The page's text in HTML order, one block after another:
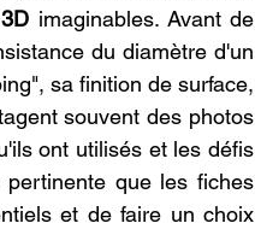
imaginables. Avant de
du diamètre d'un
sa finition de surface,
souvent des photos
ont utilisés et les défis
pertinente que les fiches
et de faire un choix